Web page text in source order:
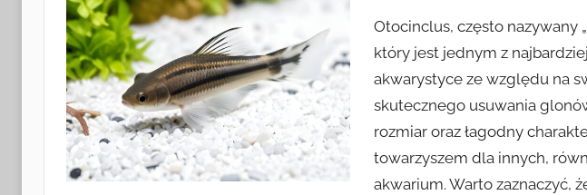
Otocinclus, często nazywany
który jest jednym z
akwarystyce ze względu na
skutecznego usuwania
rozmiar oraz łagodny
towarzyszem dla innych,
akwarium. Warto zaznaczyć,